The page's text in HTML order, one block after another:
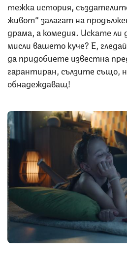
тежка история,
живот“ залагат на
драма, а комедия. Искате ли
мисли вашето куче? Е,
да придобиете известна
гарантиран, сълзите също,
обнадеждаващ!